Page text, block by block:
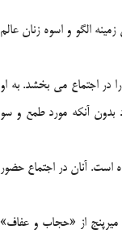
الگو و اسوه زنان عالم
اجتماع مي بخشد. به او
بدون آنكه مورد طمع و سو
است. آنان در اجتماع حضور
ميرپنج از «حجاب و عفاف»